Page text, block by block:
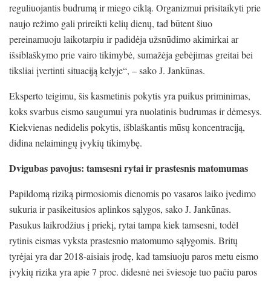
reguliuojantis budrumą ir miego ciklą. Organizmui prisitaikyti prie
naujo režimo gali prireikti kelių dienų, tad būtent šiuo
pereinamuoju laikotarpiu ir padidėja užsnūdimo akimirkai ar
išsiblaškymo prie vairo tikimybė, sumažėja gebėjimas greitai bei
tiksliai įvertinti situaciją kelyje“, – sako J. Jankūnas.
Eksperto teigimu, šis kasmetinis pokytis yra puikus priminimas,
koks svarbus eismo saugumui yra nuolatinis budrumas ir dėmesys.
Kiekvienas nedidelis pokytis, išblaškantis mūsų koncentraciją,
didina nelaimingų įvykių tikimybę.
Dvigubas pavojus: tamsesni rytai ir prastesnis matomumas
Papildomą riziką pirmosiomis dienomis po vasaros laiko įvedimo
sukuria ir pasikeitusios aplinkos sąlygos, sako J. Jankūnas.
Pasukus laikrodžius į priekį, rytai tampa kiek tamsesni, todėl
rytinis eismas vyksta prastesnio matomumo sąlygomis. Britų
tyrėjai yra dar 2018-aisiais įrodę, kad tamsiuoju paros metu eismo
įvykių rizika yra apie 7 proc. didesnė nei šviesoje tuo pačiu paros